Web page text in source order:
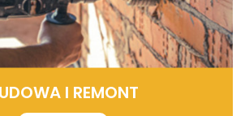
I REMONT